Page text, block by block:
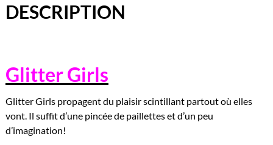
DESCRIPTION
Glitter Girls
Glitter Girls propagent du plaisir scintillant partout où elles
vont. Il suffit d’une pincée de paillettes et d’un peu
d’imagination!